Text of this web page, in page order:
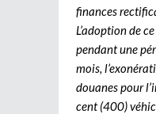
finances
L’adoption de
pendant une
mois,
douanes pour
cent (400)